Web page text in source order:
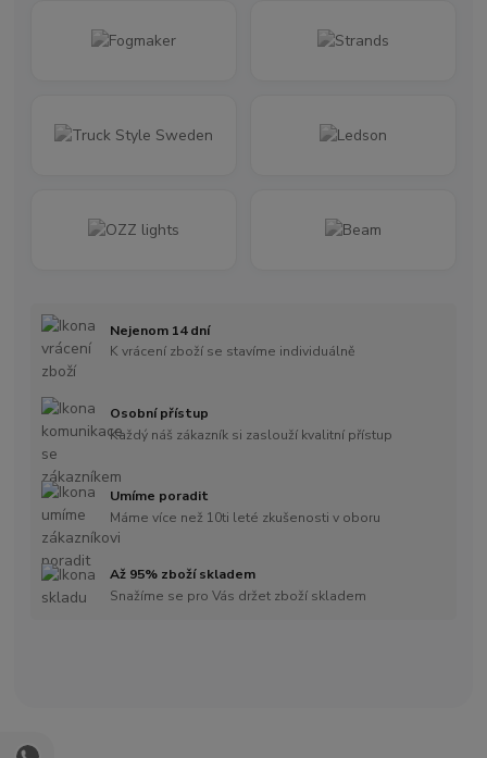
Nejenom 14 dní
K vrácení zboží se stavíme individuálně
Osobní přístup
Každý náš zákazník si zaslouží kvalitní přístup
Umíme poradit
Máme více než 10ti leté zkušenosti v oboru
Až 95% zboží skladem
Snažíme se pro Vás držet zboží skladem